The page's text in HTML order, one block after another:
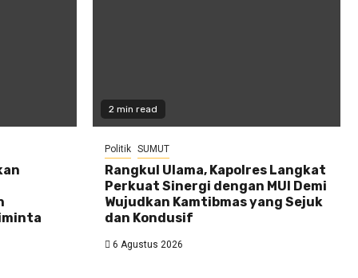
2 min read
Politik SUMUT
Rangkul Ulama, Kapolres Langkat
Perkuat Sinergi dengan MUI Demi
Wujudkan Kamtibmas yang Sejuk
dan Kondusif
6 Agustus 2026